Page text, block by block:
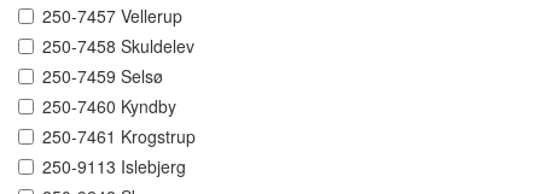
250-7457 Vellerup
250-7458 Skuldelev
250-7459 Selsø
250-7460 Kyndby
250-7461 Krogstrup
250-9113 Islebjerg